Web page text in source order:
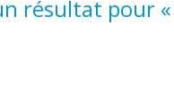
résultat pour «